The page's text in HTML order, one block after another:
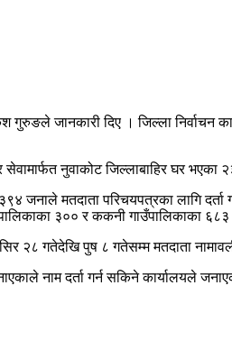
गुरुङले जानकारी दिए । जिल्ला
नुवाकोट जिल्लाबाहिर घर भएका
जनाले मतदाता परिचयपत्रका लागि
३०० र ककनी गाउँपालिकाका ६८३
मंसिर २८ गतेदेखि पुष ८ गतेसम्म मतदाता
नाम दर्ता गर्न सकिने कार्यालयले